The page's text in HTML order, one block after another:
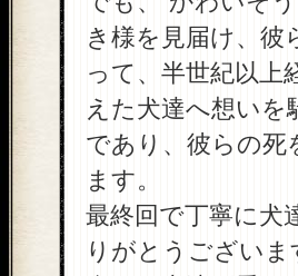
き様を見届け、彼
って、半世紀以上
えた犬達へ想い
であり、彼らの死
ます。
最終回で丁寧に犬
りがとうございま